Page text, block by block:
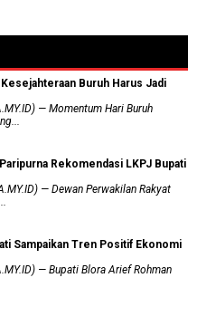
Buruh Harus Jadi
— Momentum Hari Buruh
Rekomendasi LKPJ Bupati
— Dewan Perwakilan Rakyat
Sampaikan Tren Positif Ekonomi
— Bupati Blora Arief Rohman